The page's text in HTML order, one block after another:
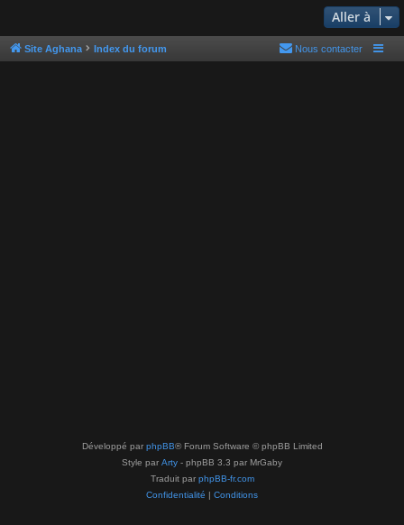
h
e
Aller à
Site Aghana Index du forum Nous contacter
Développé par phpBB® Forum Software © phpBB Limited
Style par Arty - phpBB 3.3 par MrGaby
Traduit par phpBB-fr.com
Confidentialité | Conditions